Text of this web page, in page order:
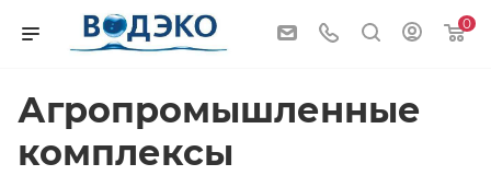
0
Агропромышленные
комплексы